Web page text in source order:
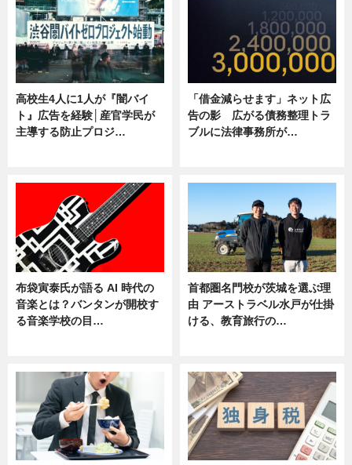
高校生4人に1人が『闇バイ
ト』広告を経験│産官学民が
主導する防止プロジ…
「借金減らせます」ネット広
告の影 広がる債務整理トラ
ブルに法律事務所が…
布袋寅泰氏が語る AI 時代の
音楽とは？バンタンが開校す
る音楽学校の目…
首都圏名門校が茨城を選ぶ理
由 アーストラベル水戸が仕掛
ける、教育旅行の…